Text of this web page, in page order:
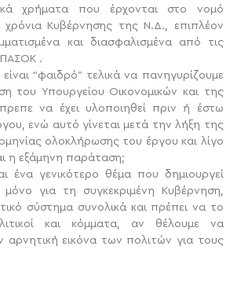
χρήματα που έρχονται στο νομό
χρόνια Κυβέρνησης της Ν.Δ., επιπλέον
και διασφαλισμένα από τις
ΠΑΣΟΚ .
“φαιδρό” τελικά να πανηγυρίζουμε
του Υπουργείου Οικονομικών και της
να έχει υλοποιηθεί πριν ή έστω
ενώ αυτό γίνεται μετά την λήξη της
ολοκλήρωσης του έργου και λίγο
η εξάμηνη παράταση;
ένα γενικότερο θέμα που δημιουργεί
μόνο για τη συγκεκριμένη Κυβέρνηση,
σύστημα συνολικά και πρέπει να το
και κόμματα, αν θέλουμε να
αρνητική εικόνα των πολιτών για τους